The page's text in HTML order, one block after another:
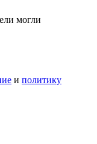
могли
и политику